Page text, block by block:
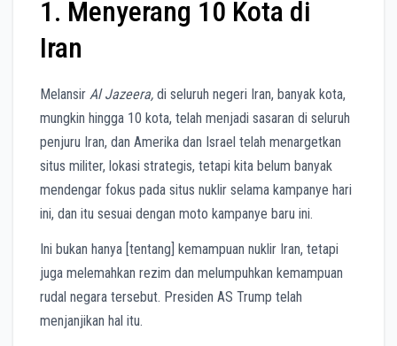
1. Menyerang 10 Kota di
Iran
Melansir Al Jazeera, di seluruh negeri Iran, banyak kota,
mungkin hingga 10 kota, telah menjadi sasaran di seluruh
penjuru Iran, dan Amerika dan Israel telah menargetkan
situs militer, lokasi strategis, tetapi kita belum banyak
mendengar fokus pada situs nuklir selama kampanye hari
ini, dan itu sesuai dengan moto kampanye baru ini.
Ini bukan hanya [tentang] kemampuan nuklir Iran, tetapi
juga melemahkan rezim dan melumpuhkan kemampuan
rudal negara tersebut. Presiden AS Trump telah
menjanjikan hal itu.